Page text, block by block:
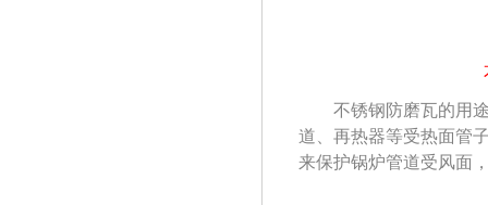
不锈钢防磨瓦的用
道 、再热器等受热面管
来保护锅炉管道受风面